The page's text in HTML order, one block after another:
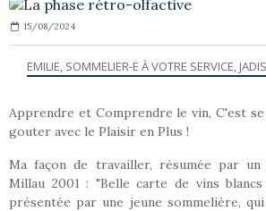
15/08/2024
EMILIE, SOMMELIER-E À VOTRE SERVICE,
Apprendre et Comprendre le vin, C'est
gouter avec le Plaisir en Plus !
Ma façon de travailler, résumée par
Millau 2001 : "Belle carte de vins blancs
présentée par une jeune sommelière,